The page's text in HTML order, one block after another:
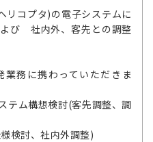
リコプタ)の電子システムに
び 社内外、客先との調整
務に携わっていただきま
テム構想検討(客先調整、調
検討、社内外調整)